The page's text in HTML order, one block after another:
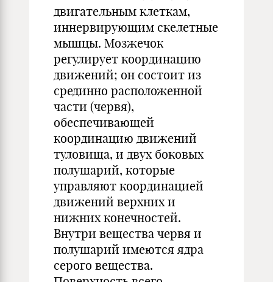
двигательным клеткам,
иннервирующим скелетные
мышцы. Мозжечок
регулирует координацию
движений; он состоит из
срединно расположенной
части (червя),
обеспечивающей
координацию движений
туловища, и двух боковых
полушарий, которые
управляют координацией
движений верхних и
нижних конечностей.
Внутри вещества червя и
полушарий имеются ядра
серого вещества.